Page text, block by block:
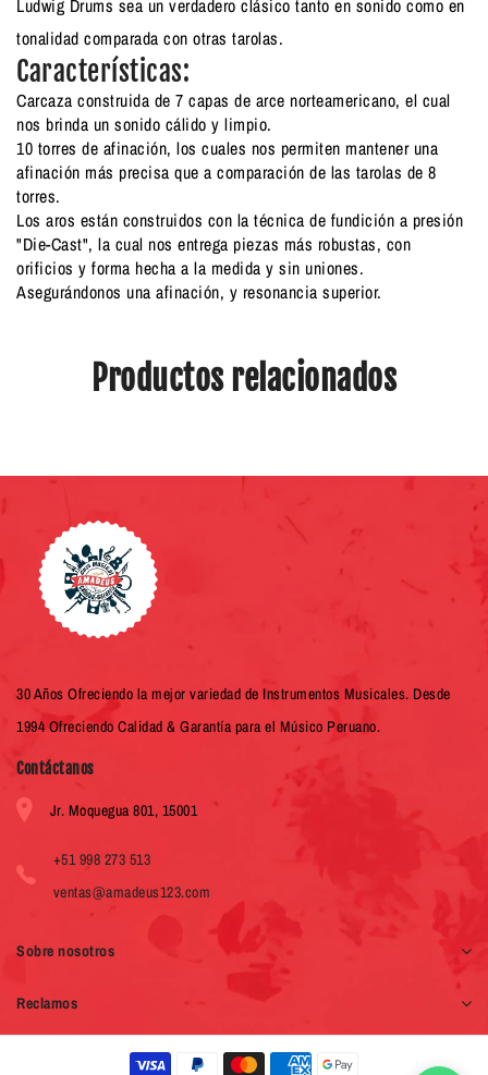
Ludwig Drums sea un verdadero clásico tanto en sonido como en
tonalidad comparada con otras tarolas.
Características:
Carcaza construida de 7 capas de arce norteamericano, el cual
nos brinda un sonido cálido y limpio.
10 torres de afinación, los cuales nos permiten mantener una
afinación más precisa que a comparación de las tarolas de 8
torres.
Los aros están construidos con la técnica de fundición a presión
"Die-Cast", la cual nos entrega piezas más robustas, con
orificios y forma hecha a la medida y sin uniones.
Asegurándonos una afinación, y resonancia superior.
Productos relacionados
30 Años Ofreciendo la mejor variedad de Instrumentos Musicales. Desde
1994 Ofreciendo Calidad & Garantía para el Músico Peruano.
Contáctanos
Jr. Moquegua 801, 15001
+51 998 273 513
ventas@amadeus123.com
Sobre nosotros
Reclamos